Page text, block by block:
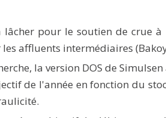
pour le soutien de crue
affluents intermédiaires
la version DOS de
de l'année en fonction du